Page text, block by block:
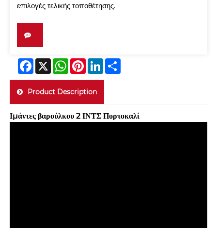
επιλογές τελικής τοποθέτησης.
Facebook
X WhatsAppPinterestLinkedIn
Product Description
Ιμάντες βαρούλκου 2 ΙΝΤΣ Πορτοκαλί